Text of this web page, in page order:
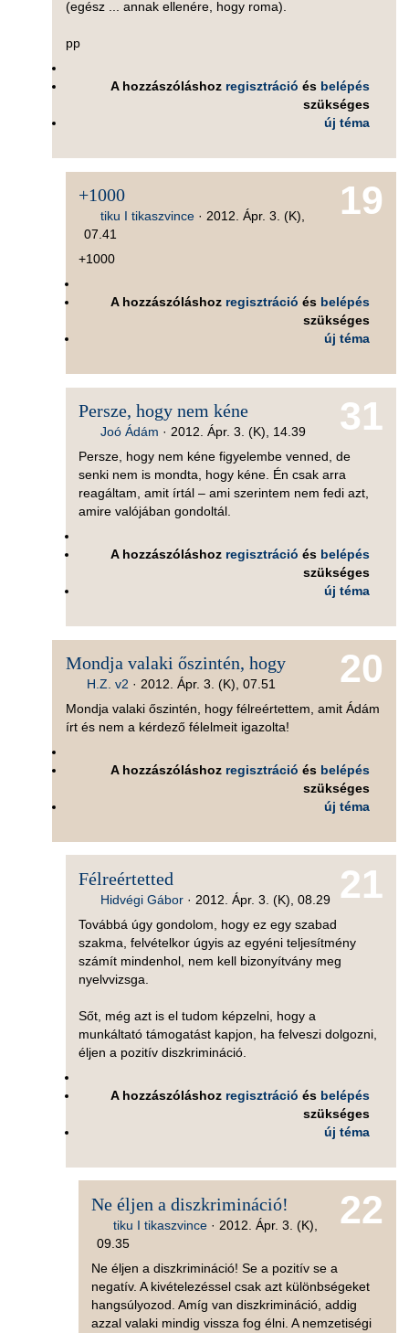
(egész ... annak ellenére, hogy roma).
pp
A hozzászóláshoz regisztráció és belépés
szükséges
új téma
19
+1000
tiku I tikaszvince· 2012. Ápr. 3. (K),
07.41
+1000
A hozzászóláshoz regisztráció és belépés
szükséges
új téma
31
Persze, hogy nem kéne
Joó Ádám · 2012. Ápr. 3. (K), 14.39
Persze, hogy nem kéne figyelembe venned, de
senki nem is mondta, hogy kéne. Én csak arra
reagáltam, amit írtál – ami szerintem nem fedi azt,
amire valójában gondoltál.
A hozzászóláshoz regisztráció és belépés
szükséges
új téma
20
Mondja valaki őszintén, hogy
H.Z. v2 · 2012. Ápr. 3. (K), 07.51
Mondja valaki őszintén, hogy félreértettem, amit Ádám
írt és nem a kérdező félelmeit igazolta!
A hozzászóláshoz regisztráció és belépés
szükséges
új téma
21
Félreértetted
Hidvégi Gábor· 2012. Ápr. 3. (K), 08.29
Továbbá úgy gondolom, hogy ez egy szabad
szakma, felvételkor úgyis az egyéni teljesítmény
számít mindenhol, nem kell bizonyítvány meg
nyelvvizsga.
Sőt, még azt is el tudom képzelni, hogy a
munkáltató támogatást kapjon, ha felveszi dolgozni,
éljen a pozitív diszkrimináció.
A hozzászóláshoz regisztráció és belépés
szükséges
új téma
22
Ne éljen a diszkrimináció!
tiku I tikaszvince · 2012. Ápr. 3. (K),
09.35
Ne éljen a diszkrimináció! Se a pozitív se a
negatív. A kivételezéssel csak azt különbségeket
hangsúlyozod. Amíg van diszkrimináció, addig
azzal valaki mindig vissza fog élni. A nemzetiségi